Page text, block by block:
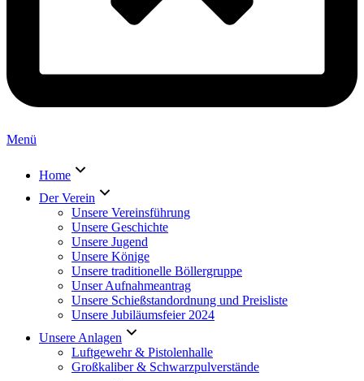
Menü
Home
Der Verein
Unsere Vereinsführung
Unsere Geschichte
Unsere Jugend
Unsere Könige
Unsere traditionelle Böllergruppe
Unser Aufnahmeantrag
Unsere Schießstandordnung und Preisliste
Unsere Jubiläumsfeier 2024
Unsere Anlagen
Luftgewehr & Pistolenhalle
Großkaliber & Schwarzpulverstände